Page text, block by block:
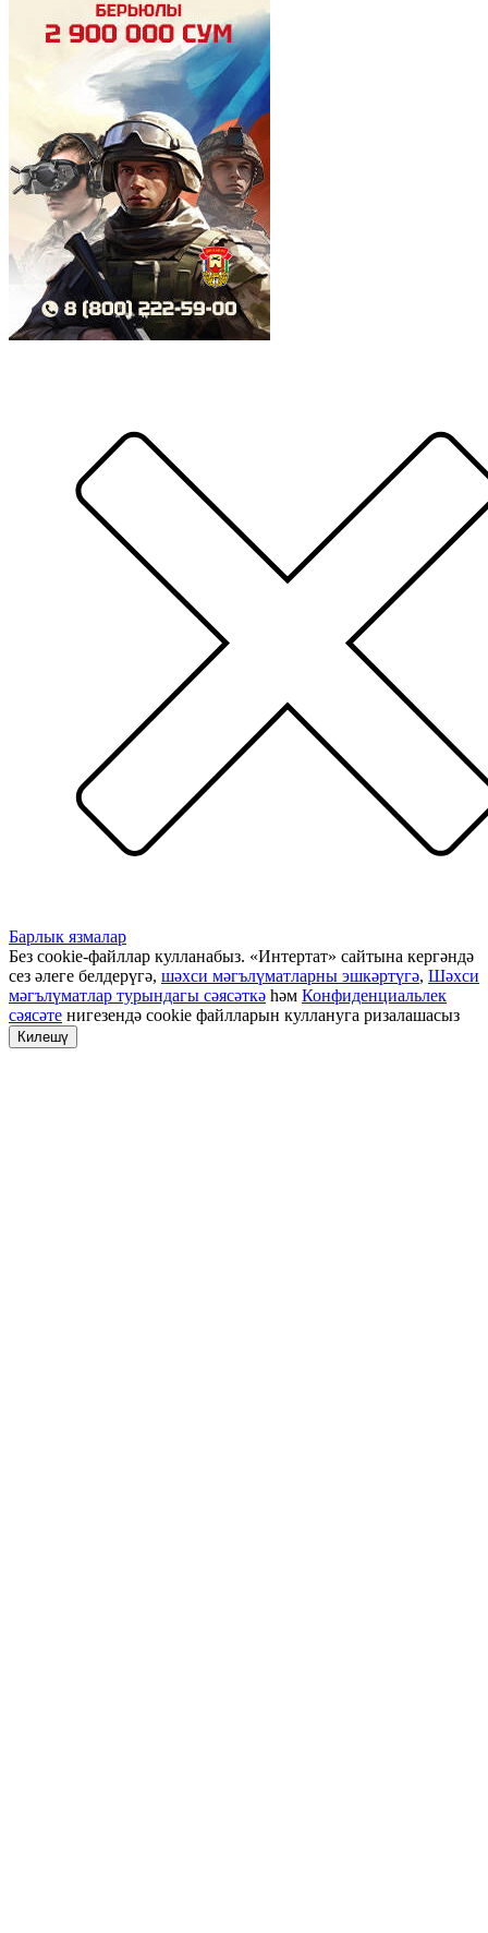
Барлык язмалар
Без cookie-файллар кулланабыз. «Интертат» сайтына кергәндә
сез әлеге белдерүгә, шәхси мәгълүматларны эшкәртүгә, Шәхси
мәгълүматлар турындагы сәясәткә һәм Конфиденциальлек
сәясәте нигезендә cookie файлларын куллануга ризалашасыз
Килешү